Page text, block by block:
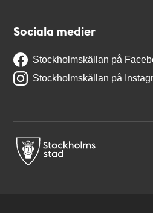
Sociala medier
Stockholmskällan på
Stockholmskällan på